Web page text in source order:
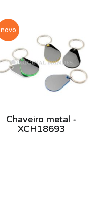
novo
Chaveiro metal -
XCH18693